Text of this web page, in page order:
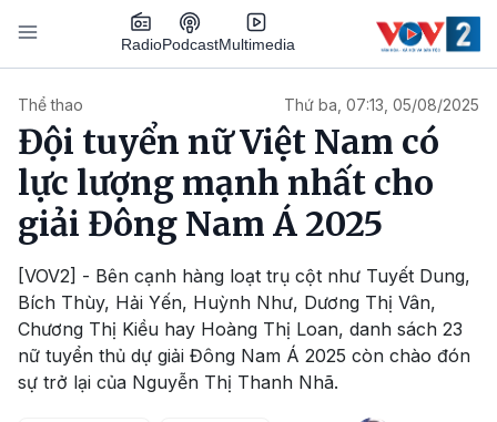
Nhảy đến nội dung
RadioPodcastMultimedia
Thể thao Thứ ba, 07:13, 05/08/2025
Đội tuyển nữ Việt Nam có
lực lượng mạnh nhất cho
giải Đông Nam Á 2025
[VOV2] - Bên cạnh hàng loạt trụ cột như Tuyết Dung,
Bích Thùy, Hải Yến, Huỳnh Như, Dương Thị Vân,
Chương Thị Kiều hay Hoàng Thị Loan, danh sách 23
nữ tuyển thủ dự giải Đông Nam Á 2025 còn chào đón
sự trở lại của Nguyễn Thị Thanh Nhã.